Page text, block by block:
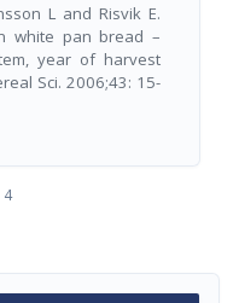
L and Risvik E.
white pan bread –
year of harvest
Sci. 2006;43: 15-
4